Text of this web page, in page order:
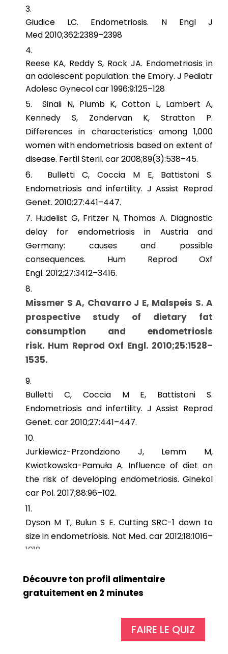
Giudice LC. Endometriosis. N Engl J
Med2010;362:2389–2398
Reese KA, Reddy S, Rock JA. Endometriosis in
an adolescent population: the Emory. J Pediatr
Adolesc Gynecolcar1996;9:125–128
Sinaii N, Plumb K, Cotton L, Lambert A,
Kennedy S, Zondervan K, Stratton P.
Differences in characteristics among 1,000
women with endometriosis based on extent of
disease. Fertil Steril. car2008;89(3):538–45.
Bulletti C, Coccia M E, Battistoni S.
Endometriosis and infertility. J Assist Reprod
Genet. 2010;27:441–447.
Hudelist G, Fritzer N, Thomas A. Diagnostic
delay for endometriosis in Austria and
Germany: causes and possible
consequences. Hum Reprod Oxf
Engl. 2012;27:3412–3416.
Missmer S A, Chavarro J E, Malspeis S. A
prospective study of dietary fat
consumption and endometriosis
risk. Hum Reprod Oxf Engl. 2010;25:1528–
1535.
Bulletti C, Coccia M E, Battistoni S.
Endometriosis and infertility. J Assist Reprod
Genet. car2010;27:441–447.
Jurkiewicz-Przondziono J, Lemm M,
Kwiatkowska-Pamuła A. Influence of diet on
the risk of developing endometriosis. Ginekol
car Pol. 2017;88:96–102.
Dyson M T, Bulun S E. Cutting SRC-1 down to
size in endometriosis. Nat Med. car2012;18:1016–
1018.
Kwiatkowska-Pamuła A, Ziółko E, Wójtowicz MK.
Influence of diet on the risk of developing
Gurates B. Bulun S.E. Treatment of
Découvre ton profil alimentaire
gratuitement en 2 minutes
FAIRE LE QUIZ